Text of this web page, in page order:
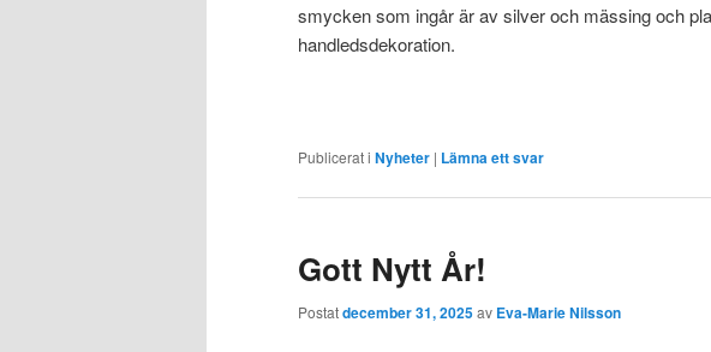
smycken som ingår är av silver och mässing och
handledsdekoration.
Publicerat i Nyheter | Lämna ett svar
Gott Nytt År!
Postatdecember 31, 2025av Eva-Marie Nilsson